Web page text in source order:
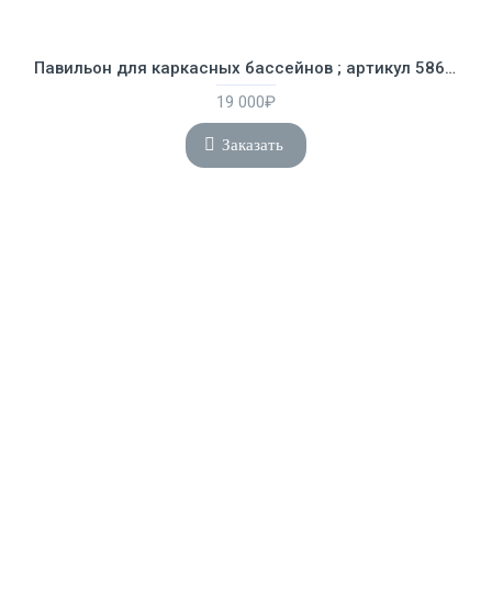
Павильон для каркасных бассейнов ; артикул 58612
19 000₽
Заказать